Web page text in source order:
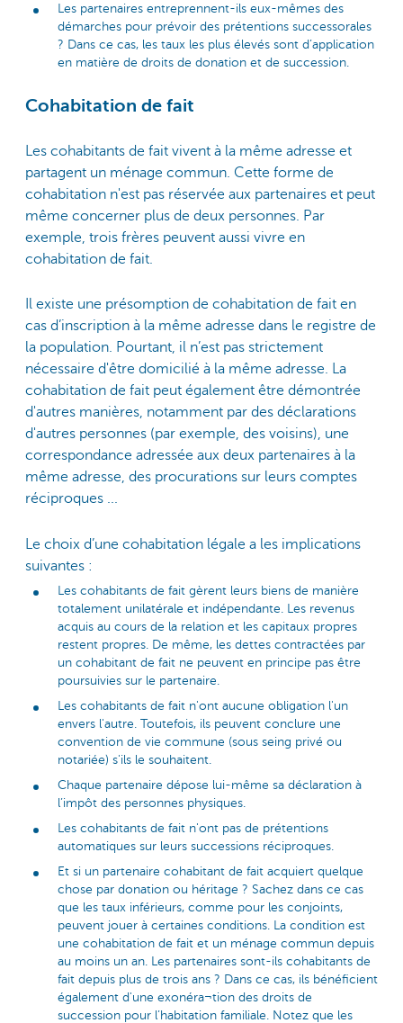
Les partenaires entreprennent-ils eux-mêmes des
démarches pour prévoir des prétentions successorales
? Dans ce cas, les taux les plus élevés sont d’application
en matière de droits de donation et de succession.
Cohabitation de fait
Les cohabitants de fait vivent à la même adresse et
partagent un ménage commun. Cette forme de
cohabitation n'est pas réservée aux partenaires et peut
même concerner plus de deux personnes. Par
exemple, trois frères peuvent aussi vivre en
cohabitation de fait.
Il existe une présomption de cohabitation de fait en
cas d’inscription à la même adresse dans le registre de
la population. Pourtant, il n’est pas strictement
nécessaire d'être domicilié à la même adresse. La
cohabitation de fait peut également être démontrée
d'autres manières, notamment par des déclarations
d'autres personnes (par exemple, des voisins), une
correspondance adressée aux deux partenaires à la
même adresse, des procurations sur leurs comptes
réciproques ...
Le choix d’une cohabitation légale a les implications
suivantes :
Les cohabitants de fait gèrent leurs biens de manière
totalement unilatérale et indépendante. Les revenus
acquis au cours de la relation et les capitaux propres
restent propres. De même, les dettes contractées par
un cohabitant de fait ne peuvent en principe pas être
poursuivies sur le partenaire.
Les cohabitants de fait n'ont aucune obligation l'un
envers l'autre. Toutefois, ils peuvent conclure une
convention de vie commune (sous seing privé ou
notariée) s'ils le souhaitent.
Chaque partenaire dépose lui-même sa déclaration à
l’impôt des personnes physiques.
Les cohabitants de fait n'ont pas de prétentions
automatiques sur leurs successions réciproques.
Et si un partenaire cohabitant de fait acquiert quelque
chose par donation ou héritage ? Sachez dans ce cas
que les taux inférieurs, comme pour les conjoints,
peuvent jouer à certaines conditions. La condition est
une cohabitation de fait et un ménage commun depuis
au moins un an. Les partenaires sont-ils cohabitants de
fait depuis plus de trois ans ? Dans ce cas, ils bénéficient
également d'une exonéra¬tion des droits de
succession pour l’habitation familiale. Notez que les